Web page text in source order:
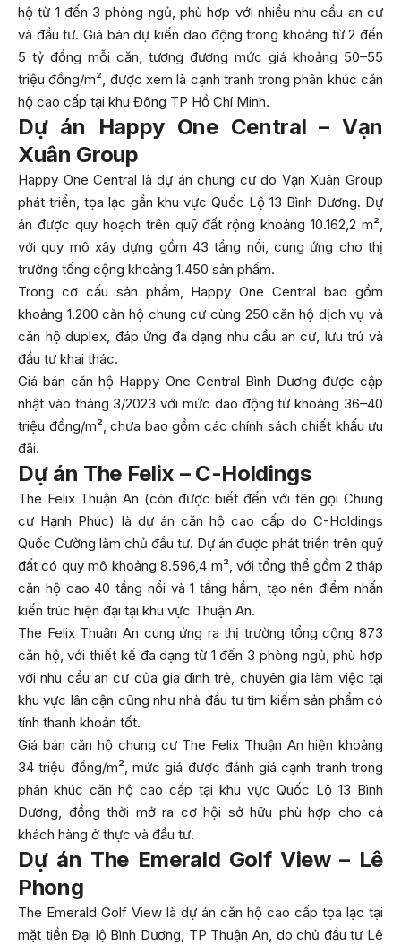
hộ từ 1 đến 3 phòng ngủ, phù hợp với nhiều nhu cầu an cư
và đầu tư. Giá bán dự kiến dao động trong khoảng từ 2 đến
5 tỷ đồng mỗi căn, tương đương mức giá khoảng 50–55
triệu đồng/m², được xem là cạnh tranh trong phân khúc căn
hộ cao cấp tại khu Đông TP Hồ Chí Minh.
Dự án Happy One Central – Vạn
Xuân Group
Happy One Central là dự án chung cư do Vạn Xuân Group
phát triển, tọa lạc gần khu vực Quốc Lộ 13 Bình Dương. Dự
án được quy hoạch trên quỹ đất rộng khoảng 10.162,2 m²,
với quy mô xây dựng gồm 43 tầng nổi, cung ứng cho thị
trường tổng cộng khoảng 1.450 sản phẩm.
Trong cơ cấu sản phẩm, Happy One Central bao gồm
khoảng 1.200 căn hộ chung cư cùng 250 căn hộ dịch vụ và
căn hộ duplex, đáp ứng đa dạng nhu cầu an cư, lưu trú và
đầu tư khai thác.
Giá bán căn hộ Happy One Central Bình Dương được cập
nhật vào tháng 3/2023 với mức dao động từ khoảng 36–40
triệu đồng/m², chưa bao gồm các chính sách chiết khấu ưu
đãi.
Dự án The Felix – C-Holdings
The Felix Thuận An (còn được biết đến với tên gọi Chung
cư Hạnh Phúc) là dự án căn hộ cao cấp do C-Holdings
Quốc Cường làm chủ đầu tư. Dự án được phát triển trên quỹ
đất có quy mô khoảng 8.596,4 m², với tổng thể gồm 2 tháp
căn hộ cao 40 tầng nổi và 1 tầng hầm, tạo nên điểm nhấn
kiến trúc hiện đại tại khu vực Thuận An.
The Felix Thuận An cung ứng ra thị trường tổng cộng 873
căn hộ, với thiết kế đa dạng từ 1 đến 3 phòng ngủ, phù hợp
với nhu cầu an cư của gia đình trẻ, chuyên gia làm việc tại
khu vực lân cận cũng như nhà đầu tư tìm kiếm sản phẩm có
tính thanh khoản tốt.
Giá bán căn hộ chung cư The Felix Thuận An hiện khoảng
34 triệu đồng/m², mức giá được đánh giá cạnh tranh trong
phân khúc căn hộ cao cấp tại khu vực Quốc Lộ 13 Bình
Dương, đồng thời mở ra cơ hội sở hữu phù hợp cho cả
khách hàng ở thực và đầu tư.
Dự án The Emerald Golf View – Lê
Phong
The Emerald Golf View là dự án căn hộ cao cấp tọa lạc tại
mặt tiền Đại lộ Bình Dương, TP Thuận An, do chủ đầu tư Lê